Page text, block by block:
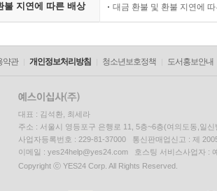
불 지연에 따른 배상 대금 환불 및 환불 지연에
약관 개인정보처리방침 청소년보호정책 도서홍보안내
대표 : 김석환, 최세라
주소 : 서울시 영등포구 은행로 11, 5층~6층(여의도동,일신
사업자등록번호 : 229-81-37000 통신판매업신고 : 제
이메일 : yes24help@yes24.com 호스팅 서비스사업자 :
Copyright ⓒ YES24 Corp. All Rights Reserved.